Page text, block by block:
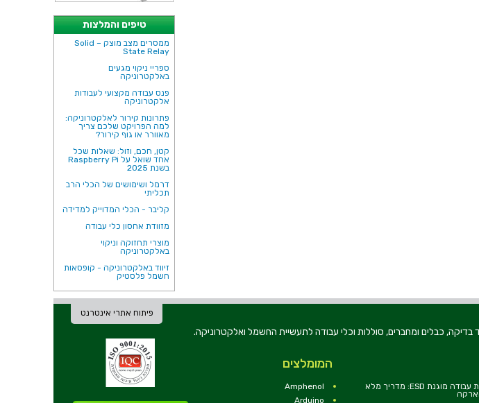
טיפים והמלצות
ממסרים מצב מוצק – Solid
State Relay
ספריי ניקוי מגעים
באלקטרוניקה
פנס עבודה מקצועי לעבודות
אלקטרוניקה
פתרונות קירור לאלקטרוניקה:
למה הפרויקט שלכם צריך
מאוורר או גוף קירור?
קטן, חכם, וזול: שאלות שכל
אחד שואל על Raspberry Pi
בשנת 2025
דרמל ושימושים של הכלי הרב
תכליתי
קליבר - הכלי המדוייק למדידה
מזוודת אחסון כלי עבודה
מוצרי תחזוקה וניקוי
באלקטרוניקה
זיווד באלקטרוניקה - קופסאות
חשמל פלסטיק
פיתוח אתרי אינטרנט
יבוא ושיווק רכיבים, ציוד בדיקה, כבלים ומחברים, סוללות וכלי עבודה לתעשיית החשמל ואלקטרוניקה.
המומלצים
Amphenol
Arduino
איך מקימים עמדת עבודה מוגנת ESD: מדריך מלא